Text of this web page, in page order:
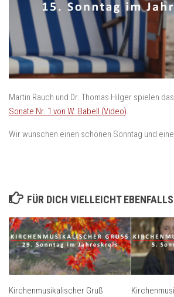
Martin Rauch und Dr. Thomas Hilger spielen das
Sonate Nr. 1 von W. Babell (Video).
Wir wünschen einen schönen Sonntag und
FÜR DICH VIELLEICHT
Kirchenmusikalischer Gruß